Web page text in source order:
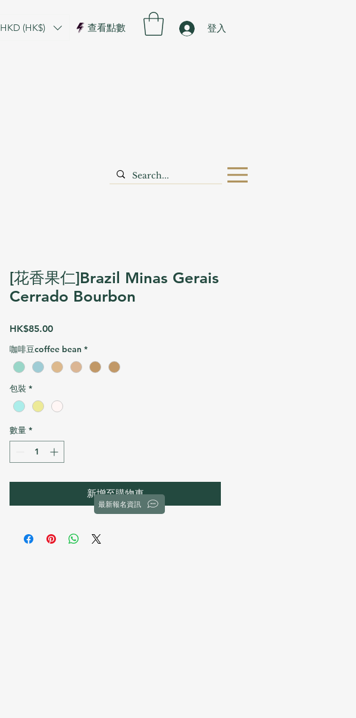
查看點數
HKD (HK$) 登入
[花香果仁]Brazil Minas Gerais
Cerrado Bourbon
HK$85.00價
咖啡豆coffee bean *
包裝 *
數量 *
新增至購物車
最新報名資訊